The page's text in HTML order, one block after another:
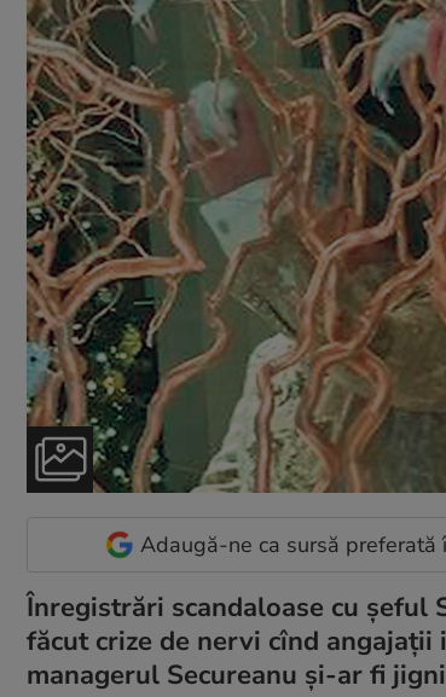
Adaugă-ne ca sursă preferată
Înregistrări scandaloase cu șeful
făcut crize de nervi cînd
managerul Secureanu și-ar fi